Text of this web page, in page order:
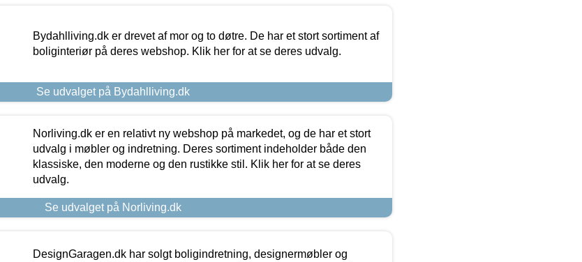
Bydahlliving.dk er drevet af mor og to døtre. De har et stort sortiment af
boliginteriør på deres webshop. Klik her for at se deres udvalg.
Se udvalget på Bydahlliving.dk
Norliving.dk er en relativt ny webshop på markedet, og de har et stort
udvalg i møbler og indretning. Deres sortiment indeholder både den
klassiske, den moderne og den rustikke stil. Klik her for at se deres
udvalg.
Se udvalget på Norliving.dk
DesignGaragen.dk har solgt boligindretning, designermøbler og